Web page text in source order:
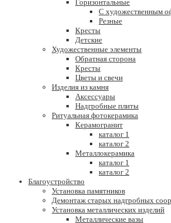
Горизонтальные
С художественным
Резные
Кресты
Детские
Художественные элементы
Обратная сторона
Кресты
Цветы и свечи
Изделия из камня
Аксессуары
Надгробные плиты
Ритуальная фотокерамика
Керамогранит
каталог 1
каталог 2
Металлокерамика
каталог 1
каталог 2
Благоустройство
Установка памятников
Демонтаж старых надгробных
Установка металлических изделий
Металлические вазы